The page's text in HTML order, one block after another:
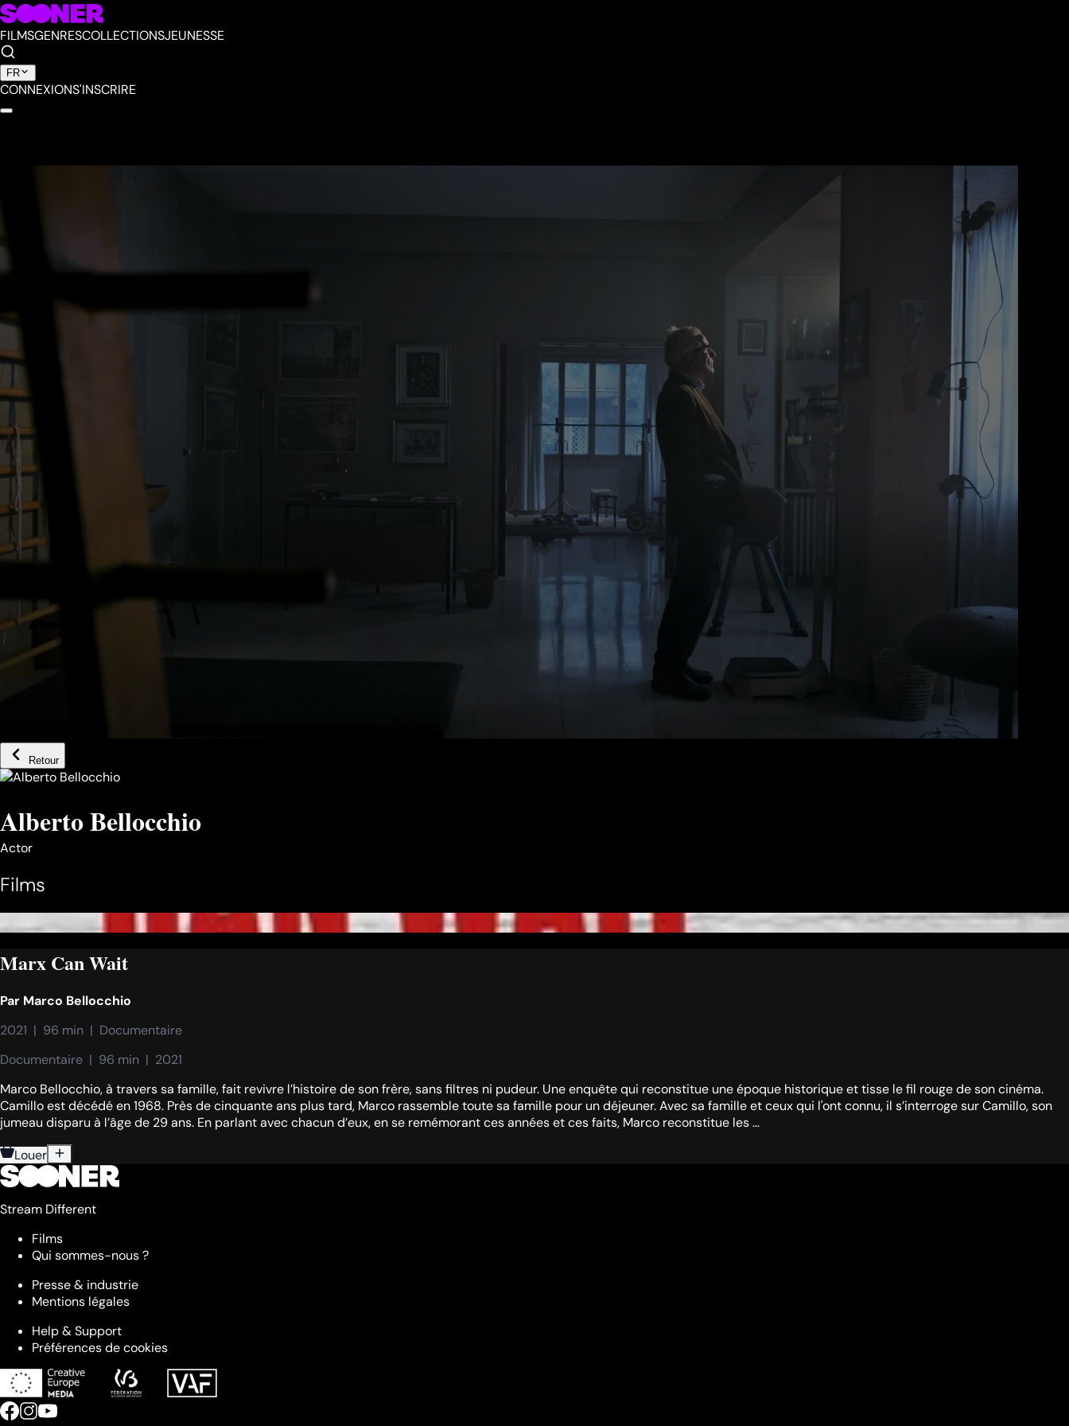
FILMSGENRESCOLLECTIONSJEUNESSE
FR
CONNEXIONS'INSCRIRE
Retour
Alberto Bellocchio
Actor
Films
Marx Can Wait
Par Marco Bellocchio
2021  |  96 min  |  Documentaire
Documentaire  |  96 min  |  2021
Marco Bellocchio, à travers sa famille, fait revivre l’histoire de son frère, sans filtres ni pudeur. Une enquête qui reconstitue une époque historique et tisse le fil rouge de son cinéma.
Camillo est décédé en 1968. Près de cinquante ans plus tard, Marco rassemble toute sa famille pour un déjeuner. Avec sa famille et ceux qui l'ont connu, il s’interroge sur Camillo, son
jumeau disparu à l’âge de 29 ans. En parlant avec chacun d’eux, en se remémorant ces années et ces faits, Marco reconstitue les ...
Louer
Stream Different
Films
Qui sommes-nous ?
Presse & industrie
Mentions légales
Help & Support
Préférences de cookies